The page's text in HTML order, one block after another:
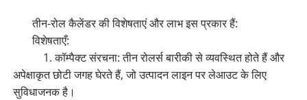
तीन-रोल कैलेंडर की विशेषताएं और लाभ इस प्रकार हैं:
विशेषताएँ:
1. कॉम्पैक्ट संरचना: तीन रोलर्स बारीकी से व्यवस्थित होते हैं और
अपेक्षाकृत छोटी जगह घेरते हैं, जो उत्पादन लाइन पर लेआउट के लिए
सुविधाजनक है।